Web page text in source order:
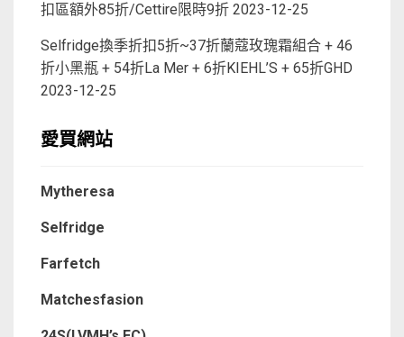
扣區額外85折/Cettire限時9折 2023-12-25
Selfridge換季折扣5折~37折蘭蔻玫瑰霜組合 + 46
折小黑瓶 + 54折La Mer + 6折KIEHL’S + 65折GHD
2023-12-25
愛買網站
Mytheresa
Selfridge
Farfetch
Matchesfasion